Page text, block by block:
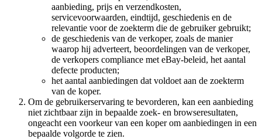
aanbieding, prijs en verzendkosten,
servicevoorwaarden, eindtijd, geschiedenis en de
relevantie voor de zoekterm die de gebruiker gebruikt;
de geschiedenis van de verkoper, zoals de manier
waarop hij adverteert, beoordelingen van de verkoper,
de verkopers compliance met eBay-beleid, het aantal
defecte producten;
het aantal aanbiedingen dat voldoet aan de zoekterm
van de koper.
Om de gebruikerservaring te bevorderen, kan een aanbieding
niet zichtbaar zijn in bepaalde zoek- en browseresultaten,
ongeacht een voorkeur van een koper om aanbiedingen in een
bepaalde volgorde te zien.